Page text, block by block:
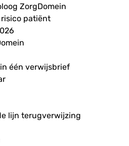
ZorgDomein
patiënt
één verwijsbrief
lijn terugverwijzing